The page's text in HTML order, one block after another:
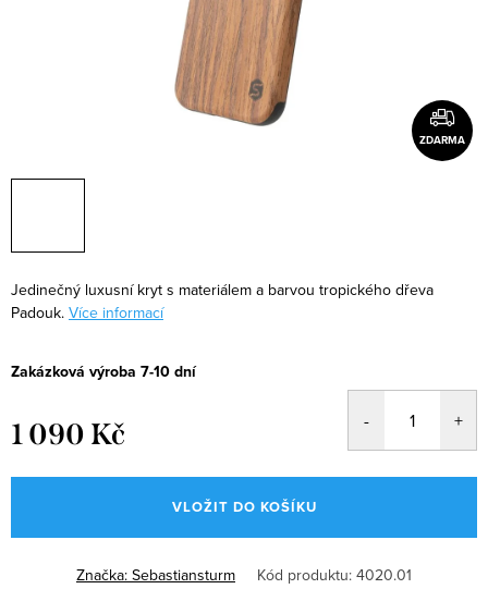
ZDARMA
Jedinečný luxusní kryt s materiálem a barvou tropického dřeva
Padouk. Více informací
Zakázková výroba 7-10 dní
1 090 Kč
cena:
VLOŽIT DO KOŠÍKU
Značka: Sebastiansturm Kód produktu: 4020.01